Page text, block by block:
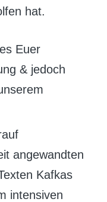
hat.
Euer
& jedoch
angewandten
Kafkas
intensiven